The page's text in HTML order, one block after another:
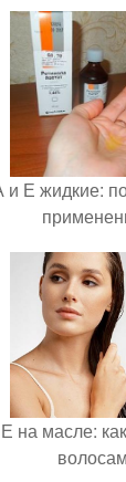
Е жидкие:
на масле:
волосам